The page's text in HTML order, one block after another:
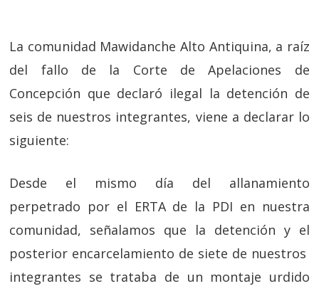
La comunidad Mawidanche Alto Antiquina, a raíz
del fallo de la Corte de Apelaciones de
Concepción que declaró ilegal la detención de
seis de nuestros integrantes, viene a declarar lo
siguiente:
Desde el mismo día del allanamiento
perpetrado por el ERTA de la PDI en nuestra
comunidad, señalamos que la detención y el
posterior encarcelamiento de siete de nuestros
integrantes se trataba de un montaje urdido